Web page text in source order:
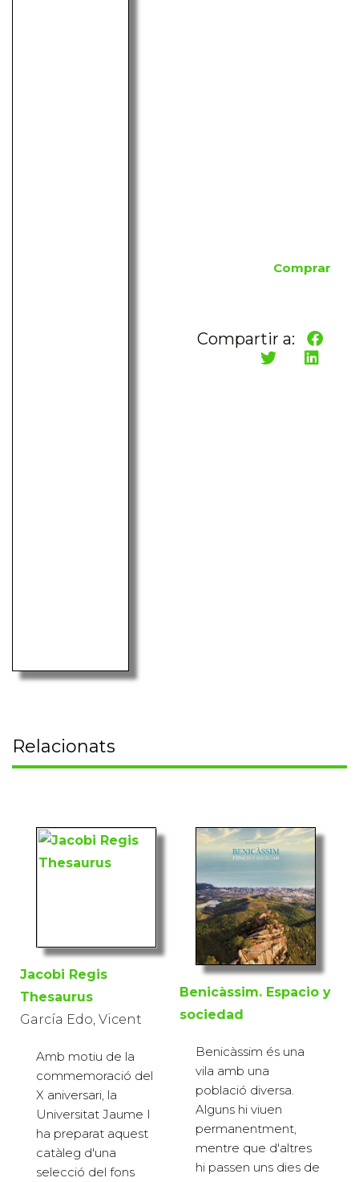
Comprar
Compartir a:
Relacionats
Jacobi Regis
Thesaurus
García Edo, Vicent
Amb motiu de la
commemoració del
X aniversari, la
Universitat Jaume I
ha preparat aquest
catàleg d'una
selecció del fons
Benicàssim. Espacio y
sociedad
Benicàssim és una
vila amb una
població diversa.
Alguns hi viuen
permanentment,
mentre que d'altres
hi passen uns dies de